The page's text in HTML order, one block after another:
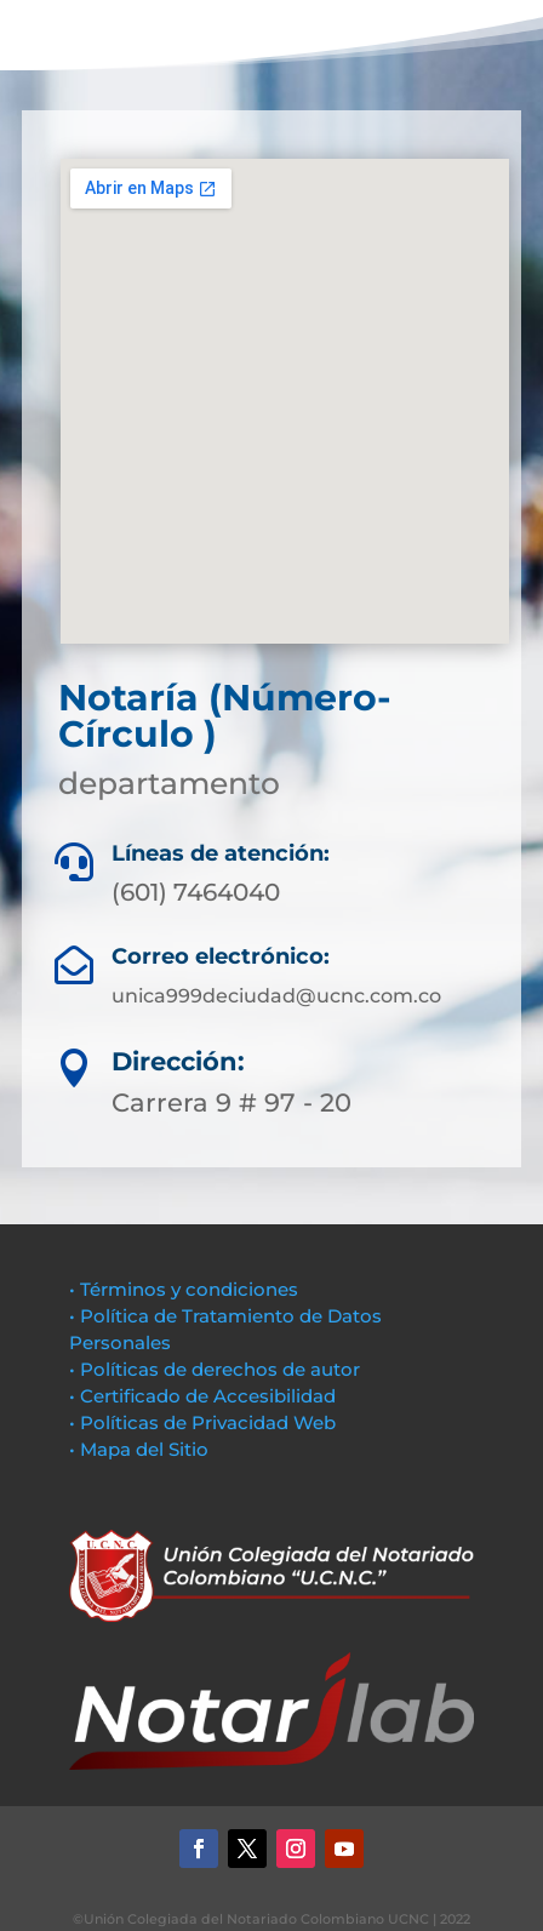
Notaría (Número-
Círculo )
departamento
 Líneas de atención:
(601) 7464040
 Correo electrónico:
unica999deciudad@ucnc.com.co

Dirección:
Carrera 9 # 97 - 20
• Términos y condiciones
• Política de Tratamiento de Datos
Personales
• Políticas de derechos de autor
• Certificado de Accesibilidad
• Políticas de Privacidad Web
• Mapa del Sitio
©Unión Colegiada del Notariado Colombiano UCNC | 2022